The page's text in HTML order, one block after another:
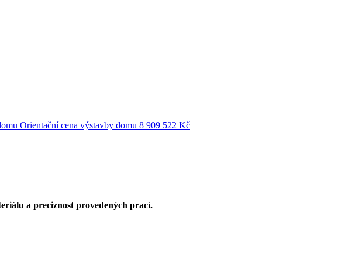
Orientační cena výstavby domu 8 909 522 Kč
a preciznost provedených prací.